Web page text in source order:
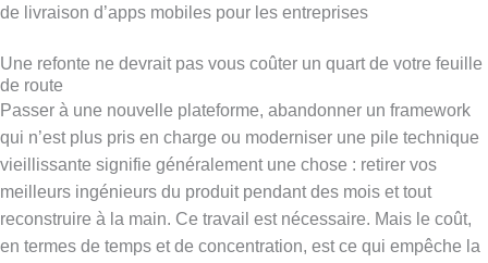
de livraison d’apps mobiles pour les entreprises
Une refonte ne devrait pas vous coûter un quart de votre feuille
de route
Passer à une nouvelle plateforme, abandonner un framework
qui n’est plus pris en charge ou moderniser une pile technique
vieillissante signifie généralement une chose : retirer vos
meilleurs ingénieurs du produit pendant des mois et tout
reconstruire à la main. Ce travail est nécessaire. Mais le coût,
en termes de temps et de concentration, est ce qui empêche la